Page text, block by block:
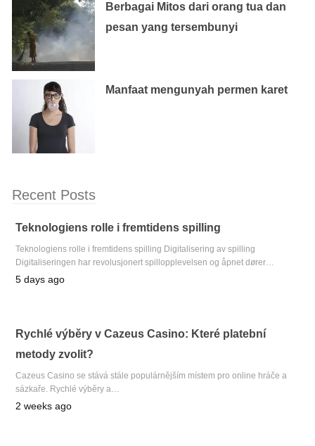
Berbagai Mitos dari orang tua dan
pesan yang tersembunyi
Manfaat mengunyah permen karet
Recent Posts
Teknologiens rolle i fremtidens spilling
Teknologiens rolle i fremtidens spilling Digitalisering av spilling
Digitaliseringen har revolusjonert spillopplevelsen og åpnet dører…
5 days ago
Rychlé výběry v Cazeus Casino: Které platební
metody zvolit?
Cazeus Casino se stává stále populárnějším místem pro online hráče a
sázkaře. Rychlé výběry a…
2 weeks ago